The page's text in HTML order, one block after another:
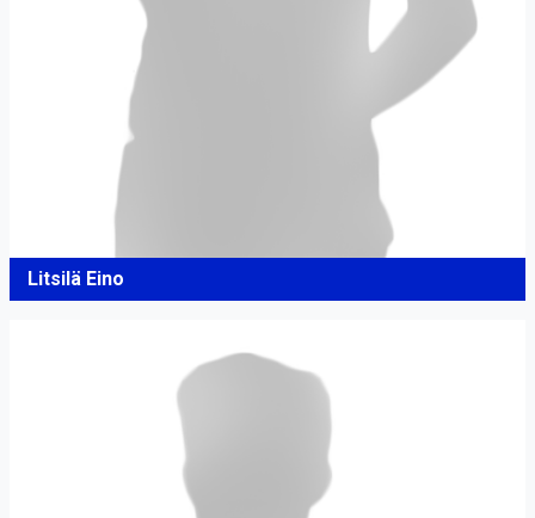
Litsilä Eino